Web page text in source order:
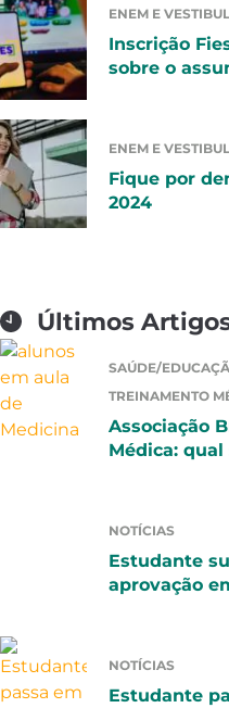
ENEM E
Inscrição
sobre o
ENEM E
Fique por
2024
Últimos
SAÚDE/
TREINAMENTO
Associação
Médica:
NOTÍCIAS
Estudante
aprovação
NOTÍCIAS
Estudante